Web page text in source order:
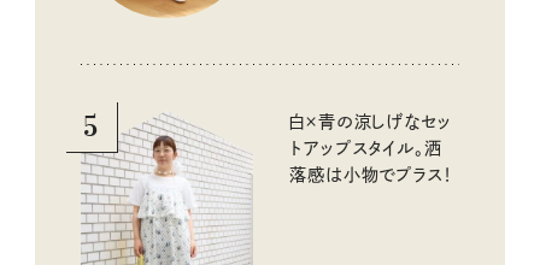
5
白×青の涼しげなセッ
トアップスタイル。洒
落感は小物でプラス！